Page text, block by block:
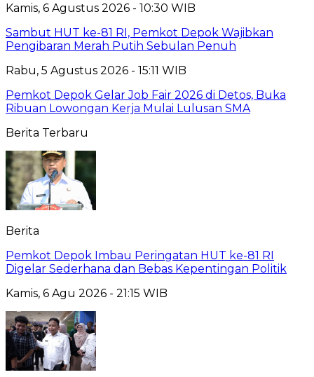
Kamis, 6 Agustus 2026 - 10:30 WIB
Sambut HUT ke-81 RI, Pemkot Depok Wajibkan
Pengibaran Merah Putih Sebulan Penuh
Rabu, 5 Agustus 2026 - 15:11 WIB
Pemkot Depok Gelar Job Fair 2026 di Detos, Buka
Ribuan Lowongan Kerja Mulai Lulusan SMA
Berita Terbaru
Berita
Pemkot Depok Imbau Peringatan HUT ke-81 RI
Digelar Sederhana dan Bebas Kepentingan Politik
Kamis, 6 Agu 2026 - 21:15 WIB